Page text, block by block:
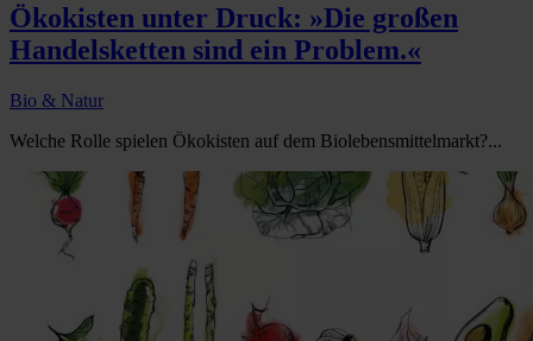
Ökokisten unter Druck: »Die großen
Handelsketten sind ein Problem.«
Bio & Natur
Welche Rolle spielen Ökokisten auf dem Biolebensmittelmarkt?...